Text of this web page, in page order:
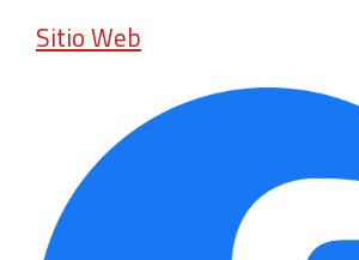
Sitio Web